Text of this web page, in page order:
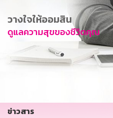
การพัฒนาที่ยั่งยืน
ข่าวสาร
บริการทางการเงิน
อื่นๆ
วางใจให้ออมสิน
ดูแลความสุขของชีวิตคุณ
ข่าวสาร